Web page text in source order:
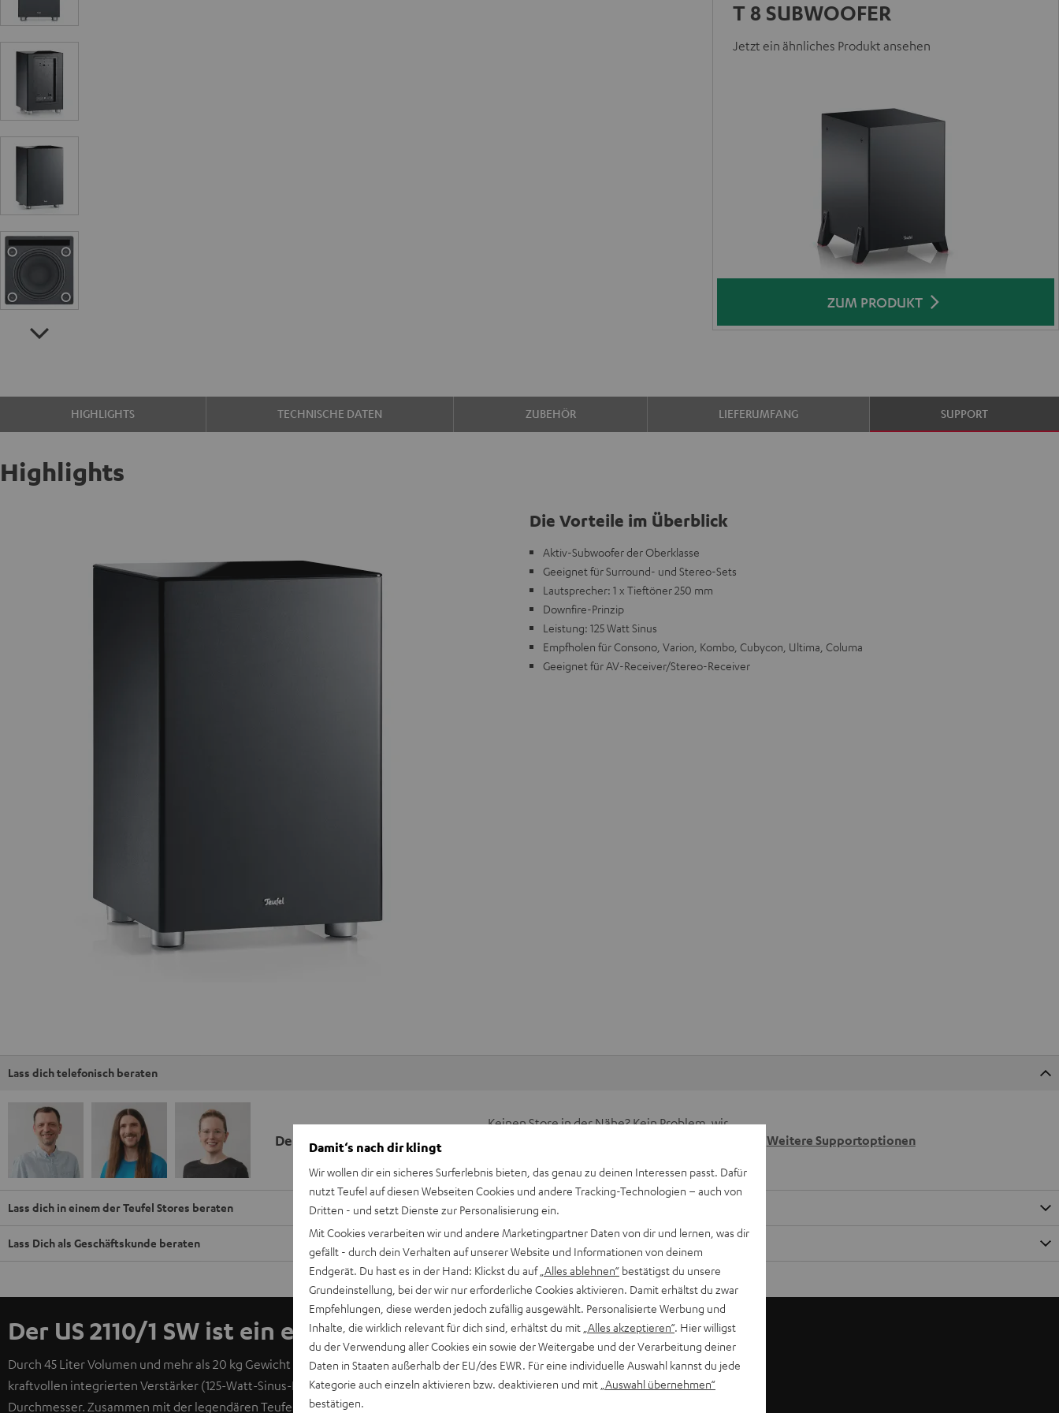
T 8 SUBWOOFER
Jetzt ein ähnliches Produkt ansehen
ZUM PRODUKT
HIGHLIGHTS TECHNISCHE DATEN ZUBEHÖR LIEFERUMFANG SUPPORT
Highlights
Die Vorteile im Überblick
Aktiv-Subwoofer der Oberklasse
Geeignet für Surround- und Stereo-Sets
Lautsprecher: 1 x Tieftöner 250 mm
Downfire-Prinzip
Leistung: 125 Watt Sinus
Empfholen für Consono, Varion, Kombo, Cubycon, Ultima, Columa
Geeignet für AV-Receiver/Stereo-Receiver
Lass dich telefonisch beraten
Deine Kaufberatung
Keinen Store in der Nähe? Kein Problem, wir
Weitere Supportoptionen
Lass dich in einem der Teufel Stores beraten
Lass Dich als Geschäftskunde beraten
Der US 2110/1 SW ist ein echter Mehrwert-Subwoofer.
Durch 45 Liter Volumen und mehr als 20 kg Gewicht schafft diese Bassbox die idealen Vorraussetzungen für den besonders
kraftvollen integrierten Verstärker (125-Watt-Sinus-Leistung) und einen überdurchschnittlich großen Tieftöner von 250-mm-
Durchmesser. Zusammen mit der legendären Teufel-Expertise in Sachen Subwoofer führt das zu einer sehr tief liegenden
Damit‘s nach dir klingt
Wir wollen dir ein sicheres Surferlebnis bieten, das genau zu deinen Interessen passt. Dafür
nutzt Teufel auf diesen Webseiten Cookies und andere Tracking-Technologien – auch von
Dritten - und setzt Dienste zur Personalisierung ein.
Mit Cookies verarbeiten wir und andere Marketingpartner Daten von dir und lernen, was dir
gefällt - durch dein Verhalten auf unserer Website und Informationen von deinem
Endgerät. Du hast es in der Hand: Klickst du auf „Alles ablehnen“ bestätigst du unsere
Grundeinstellung, bei der wir nur erforderliche Cookies aktivieren. Damit erhältst du zwar
Empfehlungen, diese werden jedoch zufällig ausgewählt. Personalisierte Werbung und
Inhalte, die wirklich relevant für dich sind, erhältst du mit „Alles akzeptieren“. Hier willigst
du der Verwendung aller Cookies ein sowie der Weitergabe und der Verarbeitung deiner
Daten in Staaten außerhalb der EU/des EWR. Für eine individuelle Auswahl kannst du jede
Kategorie auch einzeln aktivieren bzw. deaktivieren und mit „Auswahl übernehmen“
bestätigen.